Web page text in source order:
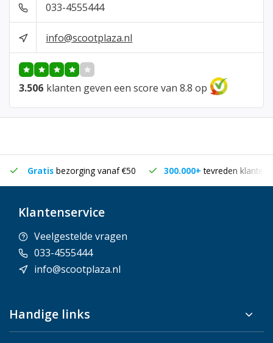
033-4555444
info@scootplaza.nl
3.506 klanten geven een score van 8.8 op
Gratis bezorging vanaf €50 300.000+tevreden klanten
Klantenservice
Veelgestelde vragen
033-4555444
info@scootplaza.nl
Handige links